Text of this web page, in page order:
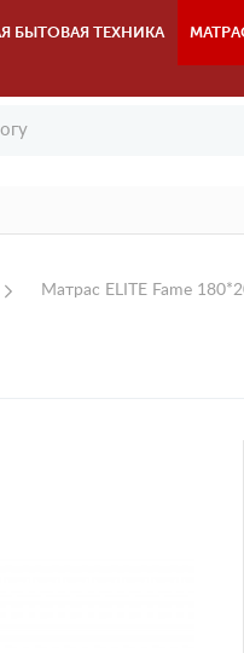
БЫТОВАЯ ТЕХНИКА
Матрас ELITE Fame